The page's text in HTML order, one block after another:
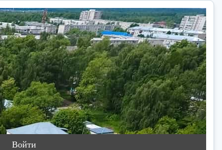
Войти